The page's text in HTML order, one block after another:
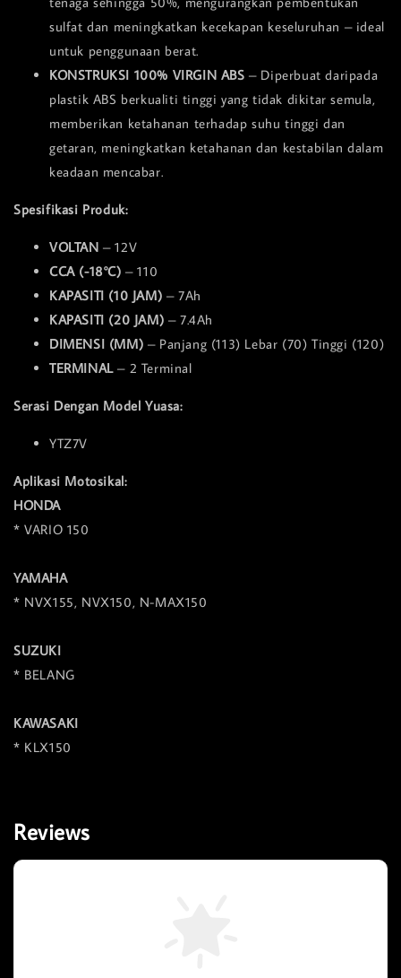
sulfat dan meningkatkan kecekapan keseluruhan – ideal
untuk penggunaan berat.
KONSTRUKSI 100% VIRGIN ABS – Diperbuat daripada
plastik ABS berkualiti tinggi yang tidak dikitar semula,
memberikan ketahanan terhadap suhu tinggi dan
getaran, meningkatkan ketahanan dan kestabilan dalam
keadaan mencabar.
Spesifikasi Produk:
VOLTAN – 12V
CCA (-18°C) – 110
KAPASITI (10 JAM) – 7Ah
KAPASITI (20 JAM) – 7.4Ah
DIMENSI (MM) – Panjang (113) Lebar (70) Tinggi (120)
TERMINAL– 2 Terminal
Serasi Dengan Model Yuasa:
YTZ7V
Aplikasi Motosikal:
HONDA
* VARIO 150
YAMAHA
* NVX155, NVX150, N-MAX150
SUZUKI
* BELANG
KAWASAKI
* KLX150
Reviews